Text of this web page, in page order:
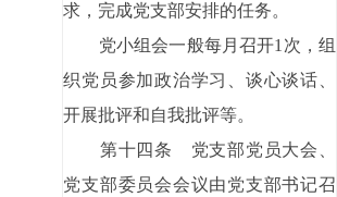
求，完成党支部安排的任务。
党小组会一般每月召开1次，组
织党员参加政治学习、谈心谈话、
开展批评和自我批评等。
第十四条 党支部党员大会、
党支部委员会会议由党支部书记召